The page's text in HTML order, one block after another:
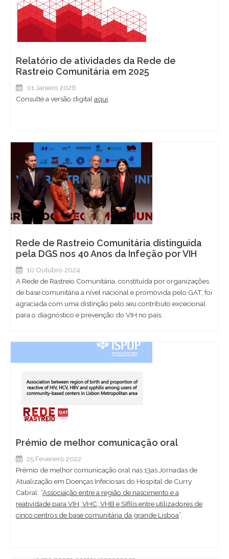
Relatório de atividades da Rede de
Rastreio Comunitária em 2025
01 Janeiro 2026
Consulte a versão digitalaqui.
Rede de Rastreio Comunitária distinguida
pela DGS nos 40 Anos da Infeção por VIH
10 Outubro 2024
A Rede de Rastreio Comunitária, constituída por organizações
de base comunitária a nível nacional e promovida pelo GAT, foi
agraciada com uma distinção pelo seu contributo excecional
para o diagnóstico e prevenção do VIH no país.
Prémio de melhor comunicação oral
25 Fevereiro 2022
Prémio de melhor comunicação oral nas 13as Jornadas de
Atualização em Doenças Infeciosas do Hospital de Curry
Cabral: “Associação entre a região de nascimento e a
reatividade para VIH, VHC, VHB e Sífilis entre utilizadores de
cinco centros de base comunitária da grande Lisboa”.